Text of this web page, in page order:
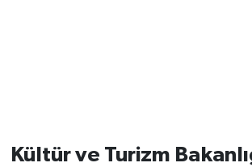
Kültür ve Turizm